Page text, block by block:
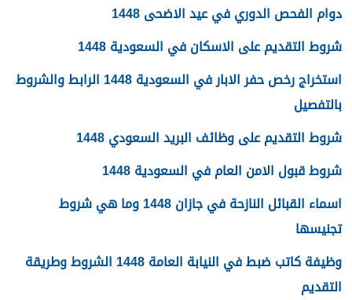
دوام الفحص الدوري في عيد الاضحى 1448
شروط التقديم على الاسكان في السعودية 1448
استخراج رخص حفر الابار في السعودية 1448 الرابط والشروط
بالتفصيل
شروط التقديم على وظائف البريد السعودي 1448
شروط قبول الامن العام في السعودية 1448
اسماء القبائل النازحة في جازان 1448 وما هي شروط
تجنيسها
وظيفة كاتب ضبط في النيابة العامة 1448 الشروط وطريقة
التقديم